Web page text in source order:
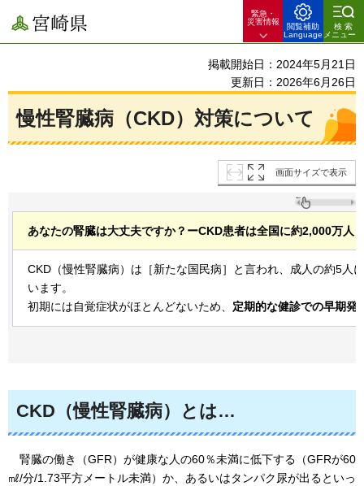
宮崎県
緊急・
災害情報
閲覧補助
Language
検索
メニュー
掲載開始日：2024年5月21日
更新日：2026年6月26日
慢性腎臓病（CKD）対策について
画面サイズで表示
あなたの腎臓は大丈夫ですか？ーCKD患者は全国に約2,000万人
CKD（慢性腎臓病）は［新たな国民病］と言われ、成人の約5人
います。
初期には自覚症状がほとんどないため、 定期的な健診での早期発
CKD（慢性腎臓病）とは…
腎臓の働き（GFR）が健康な人の60％未満に低下する（GFRが60
㎖/分/1.73平方メートル未満）か、あるいはタンパク尿が出るといっ